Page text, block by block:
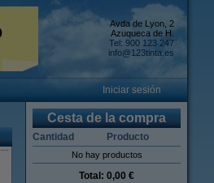
Avda de Lyon, 2
Azuqueca de H.
Tel: 900 123 247
info@123tinta.es
Iniciar sesión
Cesta de la compra
Cantidad Producto
No hay productos
Total: 0,00 €